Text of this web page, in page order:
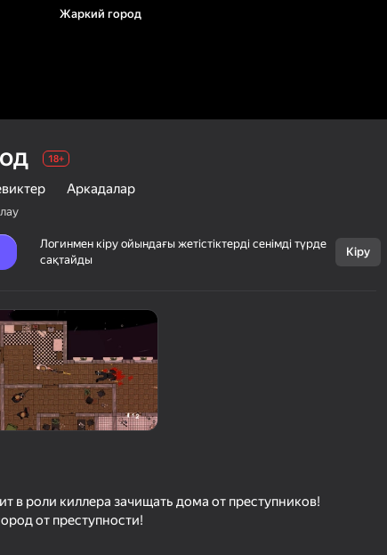
Жаркий город
Жаркий город
Blessed Threads
Ойыншыларды бағалау
Ойнау
18+
Аркадалар
Логинмен кіру ойындағы жетістіктерді сенімді түрде
сақтайды
Кіру
в роли киллера зачищать дома от преступников!
от преступности!